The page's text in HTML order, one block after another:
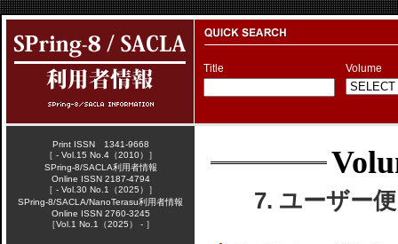
Title Volume
7. ユーザー
Print ISSN 1341-9668
［ - Vol.15 No.4（2010）］
SPring-8/SACLA利用者情報
Online ISSN 2187-4794
［ - Vol.30 No.1（2025）］
SPring-8/SACLA/NanoTerasu利用者情報
Online ISSN 2760-3245
［Vol.1 No.1（2025） - ］